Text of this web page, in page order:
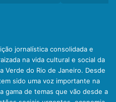
jornalística consolidada e
na vida cultural e social da
Verde do Rio de Janeiro. Desde
sido uma voz importante na
gama de temas que vão desde a